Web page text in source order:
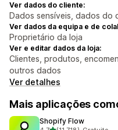
Ver dados do cliente:
Dados sensíveis, dados do
Ver dados da equipa e de
Proprietário da loja
Ver e editar dados da loja:
Clientes, produtos,
outros dados
Ver detalhes
Mais aplicações
Shopify Flow